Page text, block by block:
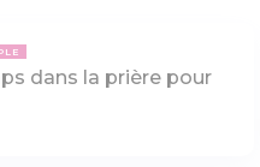
dans la prière pour